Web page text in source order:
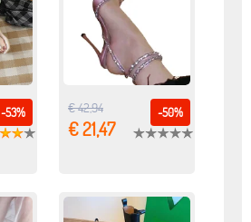
-53% -50%
€ 42,94
€ 21,47